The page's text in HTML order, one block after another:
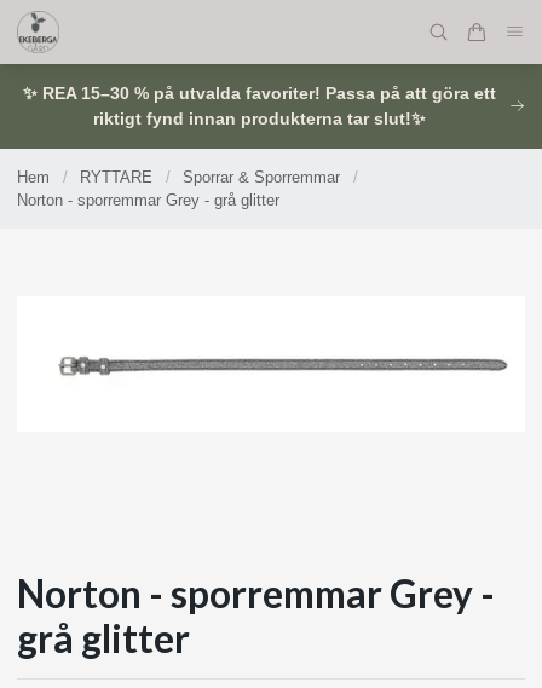
✨ REA 15–30 % på utvalda favoriter! Passa på att göra ett
riktigt fynd innan produkterna tar slut!✨
Hem / RYTTARE / Sporrar & Sporremmar
/
Norton - sporremmar Grey - grå glitter
Norton - sporremmar Grey -
grå glitter